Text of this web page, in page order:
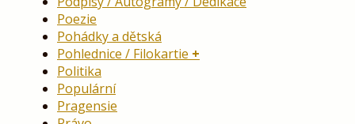
Poezie
Pohádky a dětská
Pohlednice / Filokartie
Politika
Populární
Pragensie